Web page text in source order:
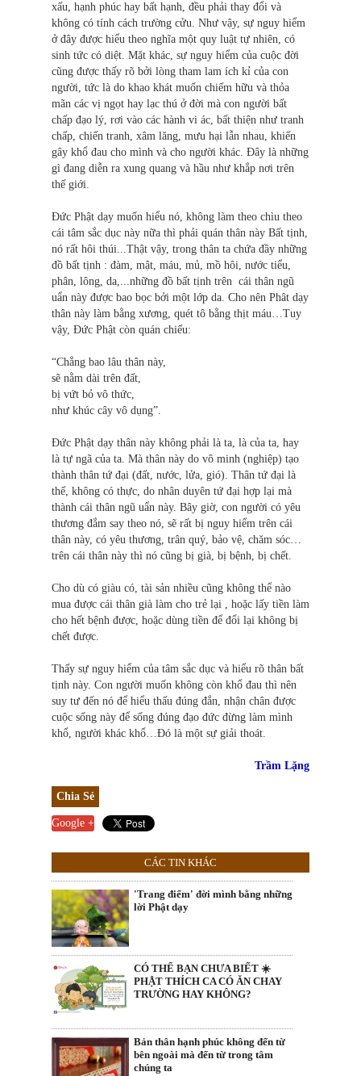
xấu, hạnh phúc hay bất hạnh, đều phải thay đổi và
không có tính cách trường cửu. Như vậy, sự nguy hiểm
ở đây được hiểu theo nghĩa một quy luật tự nhiên, có
sinh tức có diệt. Mặt khác, sự nguy hiểm của cuộc đời
cũng được thấy rõ bởi lòng tham lam ích kỉ của con
người, tức là do khao khát muốn chiếm hữu và thỏa
mãn các vị ngọt hay lạc thú ở đời mà con người bất
chấp đạo lý, rơi vào các hành vi ác, bất thiện như tranh
chấp, chiến tranh, xâm lăng, mưu hại lẫn nhau, khiến
gây khổ đau cho mình và cho người khác. Đây là những
gì đang diễn ra xung quang và hầu như khắp nơi trên
thế giới.
Đức Phật dạy muốn hiểu nó, không làm theo chìu theo
cái tâm sắc dục này nữa thì phải quán thân này Bất tịnh,
nó rất hôi thúi...Thật vậy, trong thân ta chứa đầy những
đồ bất tịnh : đàm, mật, máu, mủ, mồ hôi, nước tiểu,
phân, lông, da,...những đồ bất tịnh trên cái thân ngũ
uẩn này được bao bọc bởi một lớp da. Cho nên Phât dạy
thân này làm bằng xương, quét tô bằng thịt máu…Tuy
vậy, Đức Phật còn quán chiếu:
“Chẳng bao lâu thân này,
sẽ nằm dài trên đất,
bị vứt bỏ vô thức,
như khúc cây vô dụng”.
Đức Phật dạy thân này không phải là ta, là của ta, hay
là tự ngã của ta. Mà thân này do vô minh (nghiệp) tạo
thành thân tứ đại (đất, nước, lửa, gió). Thân tứ đại là
thế, không có thực, do nhân duyên tứ đại hợp lại mà
thành cái thân ngũ uẩn này. Bây giờ, con người có yêu
thương đắm say theo nó, sẽ rất bị nguy hiểm trên cái
thân này, có yêu thương, trân quý, bảo vệ, chăm sóc…
trên cái thân này thì nó cũng bị già, bị bệnh, bị chết.
Cho dù có giàu có, tài sản nhiều cũng không thể nào
mua được cái thân già làm cho trẻ lại , hoặc lấy tiền làm
cho hết bệnh được, hoặc dùng tiền để đổi lại không bị
chết được.
Thấy sự nguy hiểm của tâm sắc dục và hiểu rõ thân bất
tịnh này. Con người muốn không còn khổ đau thì nên
suy tư đến nó để hiểu thấu đúng đắn, nhận chân được
cuộc sống này để sống đúng đạo đức đừng làm mình
khổ, người khác khổ…Đó là một sự giải thoát.
Trầm Lặng
Chia Sẻ
Google +
CÁC TIN KHÁC
'Trang điểm' đời mình bằng những
lời Phật dạy
CÓ THỂ BẠN CHƯA BIẾT ☀️
PHẬT THÍCH CA CÓ ĂN CHAY
TRƯỜNG HAY KHÔNG?
Bản thân hạnh phúc không đến từ
bên ngoài mà đến từ trong tâm
chúng ta